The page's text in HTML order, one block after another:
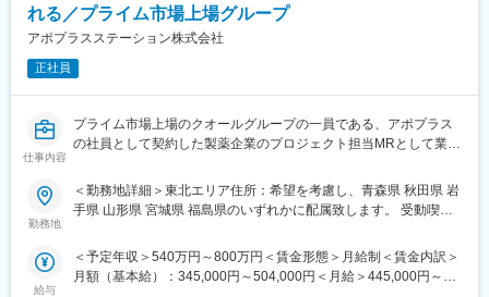
・MRとは
主に医師や薬剤師等へ、担当製品の情報提供を行います。担当施
設の患者様に応じた情報提供や、担当製品の処方後の情報収集を
■ 丁寧な研修・支援体制
アップがかないます。
同期社員と一緒に集中的に研修を行い、その後配属先に応じた製
ェクトは製薬・医療機器メーカーのいずれかに配属します。
配属後も知識とスキルアップのために様々な研修をご用意してい
れる／プライム市場上場グループ
アポプラスステーション株式会社
正社員
仕事内容
プライム市場上場のクオールグループの一員である、アポプラス
の社員として契約した製薬企業のプロジェクト担当MRとして業務
ックメーカーなどプロジェクトは多岐に渡りますので、今までの
経験を活かせる環境が整っています。
■営業スタイル：担当エリアの医療機関（開業医、病院）を訪問し
用情報を収集を行っていただきます。
・新薬のプロモーション
勤務地
＜勤務地詳細＞東北エリア住所：希望を考慮し、青森県 秋田県 岩
手県 山形県 宮城県 福島県のいずれかに配属致します。 受動喫煙
ワーク含む）
給与
＜予定年収＞540万円～800万円＜賃金形態＞月給制＜賃金内訳＞
月額（基本給）：345,000円～504,000円＜月給＞445,000円～